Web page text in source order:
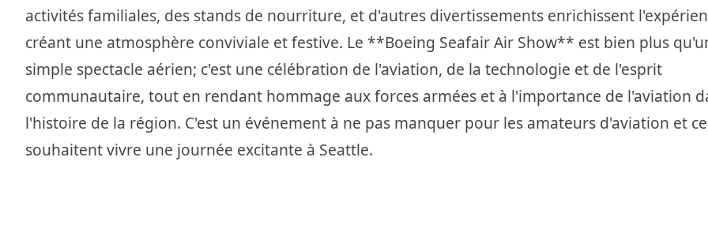
activités familiales, des stands de nourriture, et d'autres divertissements enrichissent
créant une atmosphère conviviale et festive. Le **Boeing Seafair Air Show** est bien plus
simple spectacle aérien; c'est une célébration de l'aviation, de la technologie et de l'esprit
communautaire, tout en rendant hommage aux forces armées et à l'importance de l'aviation
l'histoire de la région. C'est un événement à ne pas manquer pour les amateurs d'aviation et
souhaitent vivre une journée excitante à Seattle.